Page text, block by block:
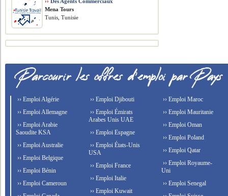
Mena Tours
Tunis, Tunisie
›› Emploi Algérie
›› Emploi Allemagne
›› Emploi Arabie
Saoudite KSA
›› Emploi Australie
›› Emploi Belgique
›› Emploi Bénin
›› Emploi Cameroun
›› Emploi Djibouti
›› Emploi Émirats
Arabes Unis UAE
›› Emploi Espagne
›› Emploi États-Unis
USA
›› Emploi France
›› Emploi Italie
›› Emploi Kuwait
›› Emploi Maroc
›› Emploi Mauritanie
›› Emploi Oman
›› Emploi Poland
›› Emploi Qatar
›› Emploi Royaume-
Uni
›› Emploi Senegal